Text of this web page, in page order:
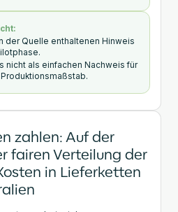
der Quelle enthaltenen Hinweis
nicht als einfachen Nachweis für
zahlen: Auf der
fairen Verteilung der
in Lieferketten